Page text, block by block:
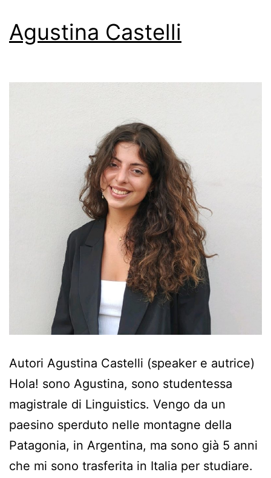
Agustina Castelli
Autori Agustina Castelli (speaker e autrice)
Hola! sono Agustina, sono studentessa
magistrale di Linguistics. Vengo da un
paesino sperduto nelle montagne della
Patagonia, in Argentina, ma sono già 5 anni
che mi sono trasferita in Italia per studiare.